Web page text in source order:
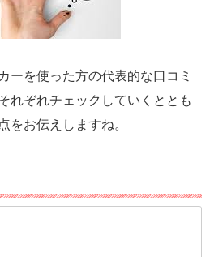
ーを使った方の代表的な口コミ
れぞれチェックしていくととも
をお伝えしますね。